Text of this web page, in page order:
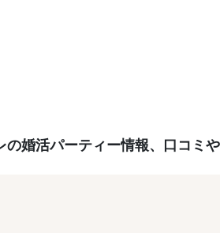
の婚活パーティー情報、口コミ